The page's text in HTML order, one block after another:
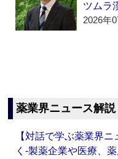
ツムラ
2026年
薬業界ニュース解説
【対話で学ぶ薬業界
く‐製薬企業や医療、